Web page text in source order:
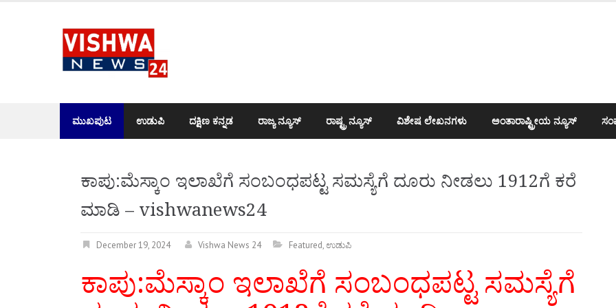
ಮುಖಪುಟ ಉಡುಪಿ ದಕ್ಷಿಣ ಕನ್ನಡ ರಾಜ್ಯ ನ್ಯೂಸ್ ರಾಷ್ಟ್ರ ನ್ಯೂಸ್ ವಿಶೇಷ ಲೇಖನಗಳು ಅಂತಾರಾಷ್ಟ್ರೀಯ ನ್ಯೂಸ್
ಕಾಪು:ಮೆಸ್ಕಾಂ ಇಲಾಖೆಗೆ ಸಂಬಂಧಪಟ್ಟ ಸಮಸ್ಯೆಗೆ ದೂರು ನೀಡಲು 1912ಗೆ ಕರೆ
ಮಾಡಿ – vishwanews24
December 19, 2024 Vishwa News 24 Featured,ಉಡುಪಿ
ಕಾಪು:ಮೆಸ್ಕಾಂ ಇಲಾಖೆಗೆ ಸಂಬಂಧಪಟ್ಟ ಸಮಸ್ಯೆಗೆ